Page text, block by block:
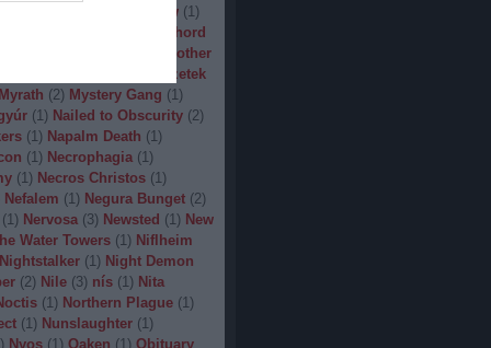
Moonsorrow (1)
Morhord
Mother
Művészetek
Myrath (2) Mystery Gang (1)
(1) Nailed to Obscurity (2)
(1) Napalm Death (1)
(1) Necrophagia (1)
(1) Necros Christos (1)
Nefalem (1) Negura Bunget (2)
(1) Nervosa (3) Newsted (1) New
Water Towers (1) Niflheim
Nightstalker (1) Night Demon
(2) Nile (3) nís (1) Nita
(1) Northern Plague (1)
(1) Nunslaughter (1)
) Nyos (1) Oaken (1) Obituary